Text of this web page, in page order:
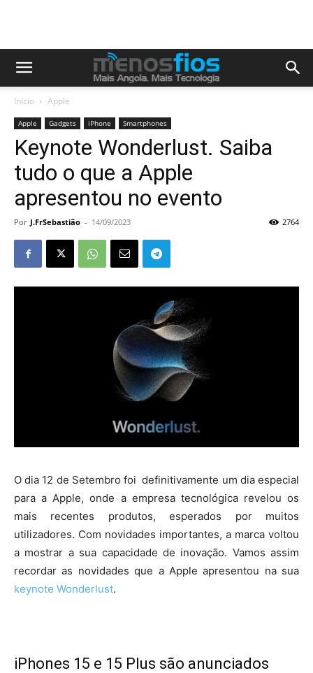
Início Apple
Apple Gadgets iPhone Smartphones
Keynote Wonderlust. Saiba
tudo o que a Apple
apresentou no evento
Por J.FrSebastião - 14/09/2023 2764
O dia 12 de Setembro foi definitivamente um dia especial
para a Apple, onde a empresa tecnológica revelou os
mais recentes produtos, esperados por muitos
utilizadores. Com novidades importantes, a marca voltou
a mostrar a sua capacidade de inovação. Vamos assim
recordar as novidades que a Apple apresentou na sua
keynote Wonderlust.
iPhones 15 e 15 Plus são anunciados